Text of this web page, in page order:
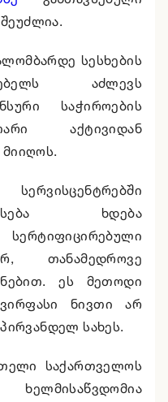
შეუძლია.
სესხების
აძლევს
საჭიროების
აქტივიდან
ხდება
სერტიფიცირებული
თანამედროვე
ეს მეთოდი
ნივთი არ
სახეს.
საქართველოს